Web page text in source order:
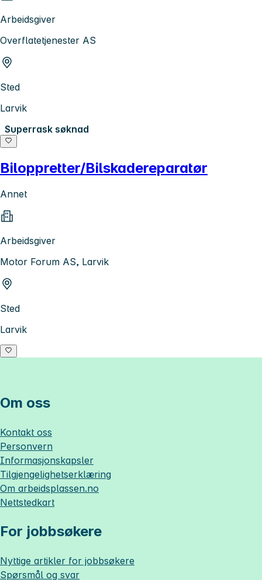
Arbeidsgiver
Overflatetjenester AS
Sted
Larvik
Superrask søknad
Biloppretter/Bilskadereparatør
Annet
Arbeidsgiver
Motor Forum AS, Larvik
Sted
Larvik
Om oss
Kontakt oss
Personvern
Informasjonskapsler
Tilgjengelighetserklæring
Om arbeidsplassen.no
Nettstedkart
For jobbsøkere
Nyttige artikler for jobbsøkere
Spørsmål og svar